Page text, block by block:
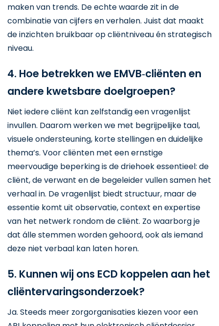
maken van trends. De echte waarde zit in de
combinatie van cijfers en verhalen. Juist dat maakt
de inzichten bruikbaar op cliëntniveau én strategisch
niveau.
4. Hoe betrekken we EMVB‑cliënten en
andere kwetsbare doelgroepen?
Niet iedere cliënt kan zelfstandig een vragenlijst
invullen. Daarom werken we met begrijpelijke taal,
visuele ondersteuning, korte stellingen en duidelijke
thema’s. Voor cliënten met een ernstige
meervoudige beperking is de driehoek essentieel: de
cliënt, de verwant en de begeleider vullen samen het
verhaal in. De vragenlijst biedt structuur, maar de
essentie komt uit observatie, context en expertise
van het netwerk rondom de cliënt. Zo waarborg je
dat álle stemmen worden gehoord, ook als iemand
deze niet verbaal kan laten horen.
5. Kunnen wij ons ECD koppelen aan het
cliëntervaringsonderzoek?
Ja. Steeds meer zorgorganisaties kiezen voor een